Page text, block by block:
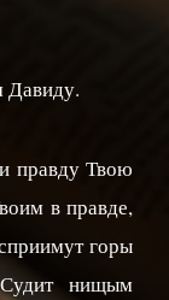
Давиду.
правду Твою
в правде,
горы
нищым